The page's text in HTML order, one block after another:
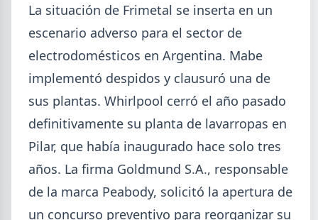
Agosto (4)
Julio (9)
Junio (19)
Abril (16)
Marzo (6)
Febrero (4)
Enero (2)
Cheques rechazados en alza: la cadena de pagos metalúrgica
muestra signos de estrés
valores de abril
Día de la Siderurgia: cómo llega el sector al aniversario 78 del
Perfiles.com.ar abrió su tercera sucursal en zona norte: llegó a
San Isidro
La situación de Frimetal se inserta en un
escenario adverso para el sector de
electrodomésticos en Argentina. Mabe
implementó despidos y clausuró una de
sus plantas. Whirlpool cerró el año pasado
definitivamente su planta de lavarropas en
Pilar, que había inaugurado hace solo tres
años. La firma Goldmund S.A., responsable
de la marca Peabody, solicitó la apertura de
un concurso preventivo para reorganizar su